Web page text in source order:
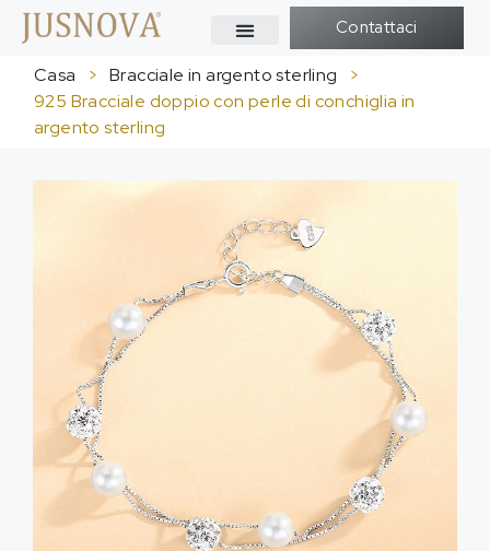
Contattaci
Casa > Bracciale in argento sterling
>
925 Bracciale doppio con perle di conchiglia in
argento sterling